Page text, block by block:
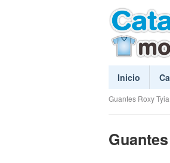
Inicio
Guantes Roxy